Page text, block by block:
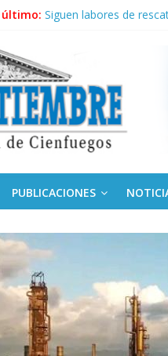
último: Siguen labores de
Solidaridad sin
Operación Cuba Va:
Condecoró Díaz-Canel
PUBLICACIONES